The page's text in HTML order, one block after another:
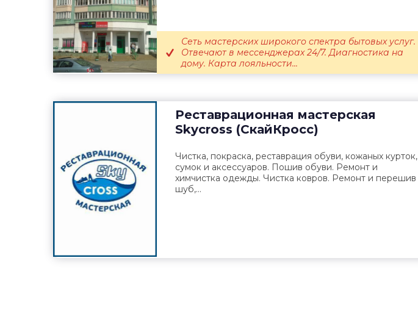
Сеть мастерских широкого спектра бытовых услуг.
Отвечают в мессенджерах 24/7. Диагностика на
дому. Карта лояльности...
Реставрационная мастерская
Skycross (СкайКросс)
Чистка, покраска, реставрация обуви, кожаных курток,
сумок и аксессуаров. Пошив обуви. Ремонт и
химчистка одежды. Чистка ковров. Ремонт и перешив
шуб,...